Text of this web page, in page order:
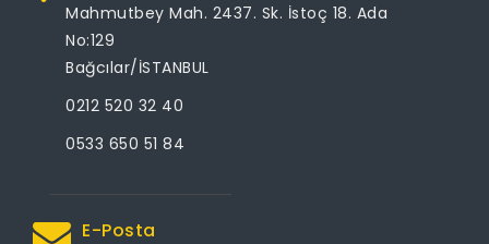
Mahmutbey Mah. 2437. Sk. İstoç 18. Ada
No:129
Bağcılar/İSTANBUL
0212 520 32 40
0533 650 51 84
E-Posta